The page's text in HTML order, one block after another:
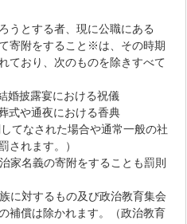
うとする者、現に公職にある
寄附をすること※は、その時期
ており、次のものを除きすべて
婚披露宴における祝儀
式や通夜における香典
てなされた場合や通常一般の社
されます。）
家名義の寄附をすることも罰則
に対するもの及び政治教育集会
補償は除かれます。（政治教育